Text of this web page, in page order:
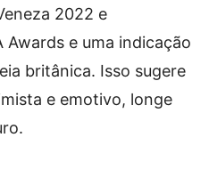
2022 e
Awards e uma indicação
britânica. Isso sugere
e emotivo, longe